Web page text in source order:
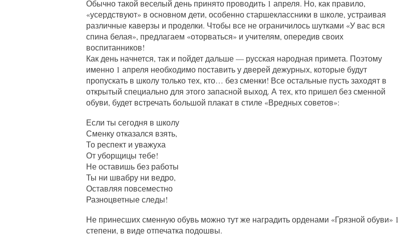
Обычно такой веселый день принято проводить 1 апреля. Но, как правило,
«усердствуют» в основном дети, особенно старшеклассники в школе, устраивая
различные каверзы и проделки. Чтобы все не ограничилось шутками «У вас вся
спина белая», предлагаем «оторваться» и учителям, опередив своих
воспитанников!
Как день начнется, так и пойдет дальше — русская народная примета. Поэтому
именно 1 апреля необходимо поставить у дверей дежурных, которые будут
пропускать в школу только тех, кто… без сменки! Все остальные пусть заходят в
открытый специально для этого запасной выход. А тех, кто пришел без сменной
обуви, будет встречать большой плакат в стиле «Вредных советов»:
Если ты сегодня в школу
Сменку отказался взять,
То респект и уважуха
От уборщицы тебе!
Не оставишь без работы
Ты ни швабру ни ведро,
Оставляя повсеместно
Разноцветные следы!
Не принесших сменную обувь можно тут же наградить орденами «Грязной обуви» 1
степени, в виде отпечатка подошвы.